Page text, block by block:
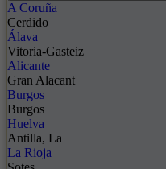
A Coruña
Cerdido
Álava
Vitoria-Gasteiz
Alicante
Gran Alacant
Burgos
Burgos
Huelva
Antilla, La
La Rioja